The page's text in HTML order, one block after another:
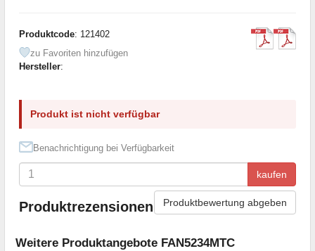
Produktcode: 121402
zu Favoriten hinzufügen
Hersteller:
Produkt ist nicht verfügbar
Benachrichtigung bei Verfügbarkeit
kaufen
Produktrezensionen Produktbewertung abgeben
Weitere Produktangebote FAN5234MTC